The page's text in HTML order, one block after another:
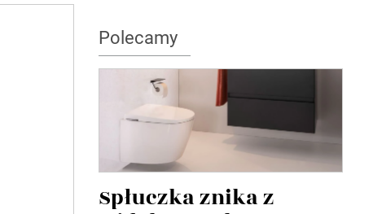
Polecamy
Spłuczka znika z